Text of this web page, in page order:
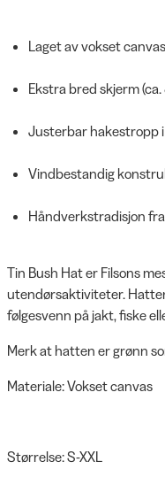
Laget av vokset
Ekstra bred skjerm
Justerbar hakestropp
Vindbestandig
Håndverkstradisjon
Tin Bush Hat er Filsons
utendørsaktiviteter.
følgesvenn på jakt, fiske
Merk at hatten er grønn
Materiale: Vokset canvas
Størrelse: S-XXL